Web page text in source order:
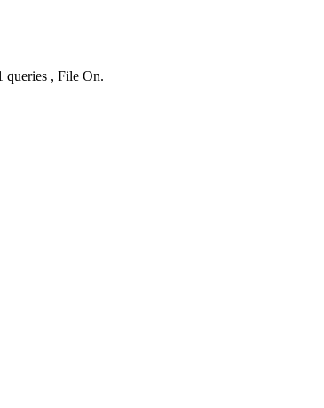
queries , File On.